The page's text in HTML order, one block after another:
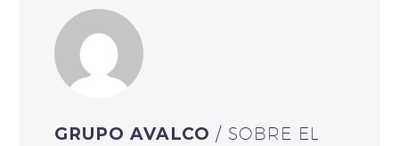
GRUPO AVALCO/ SOBRE EL